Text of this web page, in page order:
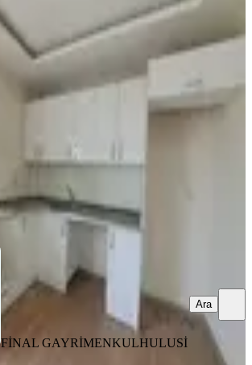
Yeşilyurt'ta 3+1 Aydınlık Ve
Ferah Satılık Daire
Yeşilyurt Mahallesi
·5. Kat·
HULUSİ BAŞDAN
FİNAL GAYRİMENKULHULUSİ
Ara